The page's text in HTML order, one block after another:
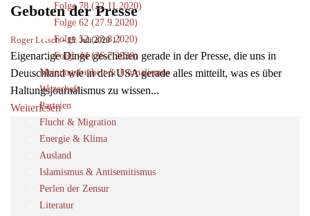
Folge 78 (22.11.2020)
Folge 62 (27.9.2020)
Folge 52 (23.8.2020)
Folge 44 (26.7.2020)
Meinungsfreiheit & Journalismus
Wirtschaft
Parteien
Flucht & Migration
Energie & Klima
Ausland
Islamismus & Antisemitismus
Perlen der Zensur
Literatur
Geboten der Presse
Roger Letsch - 15. Juli 2020 17
Eigenartige Dinge geschehen gerade in der Presse, die uns in
Deutschland wie in den USA gerade alles mitteilt, was es über
Haltungsjournalismus zu wissen...
Weiterlesen